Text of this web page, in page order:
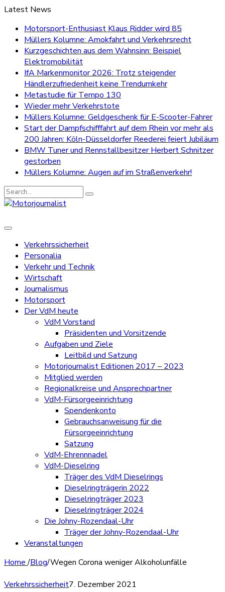
Latest News
Motorsport-Enthusiast Klaus Ridder wird 85
Müllers Kolumne: Amokfahrt und Verkehrsrecht
Kurzgeschichten aus dem Wahnsinn: Beispiel
Elektromobilität
IfA Markenmonitor 2026: Trotz steigender
Händlerzufriedenheit keine Trendumkehr
Metastudie für Tempo 130
Wieder mehr Verkehrstote
Müllers Kolumne: Geldgeschenk für E-Scooter-Fahrer
Start der Dampfschifffahrt auf dem Rhein vor mehr als
200 Jahren: Köln-Düsseldorfer Reederei feiert Jubiläum
BMW Tuner und Rennstallbesitzer Herbert Schnitzer
gestorben
Müllers Kolumne: Augen auf im Straßenverkehr!
Search
for:
Verkehrssicherheit
Personalia
Verkehr und Technik
Wirtschaft
Journalismus
Motorsport
Der VdM heute
VdM Vorstand
Präsidenten und Vorsitzende
Aufgaben und Ziele
Leitbild und Satzung
Motorjournalist Editionen 2017 – 2023
Mitglied werden
Regionalkreise und Ansprechpartner
VdM-Fürsorgeeinrichtung
Spendenkonto
Gebrauchsanweisung für die
Fürsorgeeinrichtung
Satzung
VdM-Ehrennnadel
VdM-Dieselring
Träger des VdM Dieselrings
Dieselringträgerin 2022
Dieselringträger 2023
Dieselringträger 2024
Die Johny-Rozendaal-Uhr
Träger der Johny-Rozendaal-Uhr
Veranstaltungen
Home/Blog/Wegen Corona weniger Alkoholunfälle
Verkehrssicherheit7. Dezember 2021